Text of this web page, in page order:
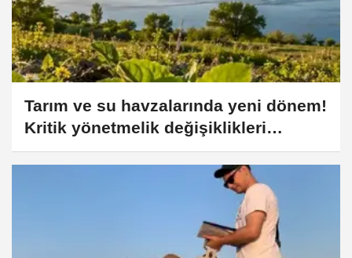
Tarım ve su havzalarında yeni dönem!
Kritik yönetmelik değişiklikleri
'Resmi'leşti